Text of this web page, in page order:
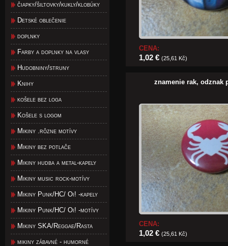
čiapky/šiltovky/kukly/klobúky
Detské oblečenie
doplnky
Farby a doplnky na vlasy
Hudobniny/struny
Knihy
košele bez loga
Košele s logom
Mikiny .rôzne motívy
Mikiny bez potlače
Mikiny hudba a metal-kapely
Mikiny music rock-motívy
Mikiny Punk/HC/ Oi! -kapely
Mikiny Punk/HC/ Oi! -motívy
Mikiny SKA/Reggae/Rasta
mikiny zábavné - humorné
CENA:
1,02 € (25,61 Kč)
znamenie rak, odznak
CENA:
1,02 € (25,61 Kč)